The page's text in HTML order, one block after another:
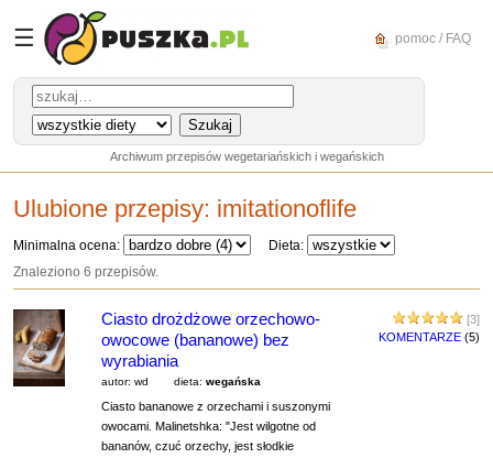
☰ pomoc / FAQ
Archiwum przepisów wegetariańskich i wegańskich
Ulubione przepisy: imitationoflife
Minimalna ocena:
Dieta:
Znaleziono 6 przepisów.
[3]
KOMENTARZE (5)
Ciasto drożdżowe orzechowo-
owocowe (bananowe) bez
wyrabiania
autor: wd dieta: wegańska
Ciasto bananowe z orzechami i suszonymi
owocami. Malinetshka: "Jest wilgotne od
bananów, czuć orzechy, jest słodkie